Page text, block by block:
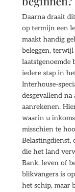
Daarna draait
op termijn een
maakt handig
beleggen,
laatstgenoemde
iedere stap in
Interhouse-
desgevallend
aanrekenen.
waarin u
misschien te
Belastingdienst,
die het land
Bank, leven of
blikvangers is
het schip, maar